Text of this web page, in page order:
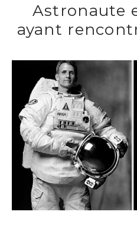
Astronaute
ayant